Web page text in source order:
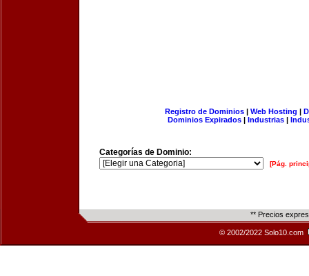
Registro de Dominios| Web Hosting |
Dominios Expirados | Industrias |
Categorías de Dominio:
[Pág.
** Precios
© 2002/2022 Solo10.com